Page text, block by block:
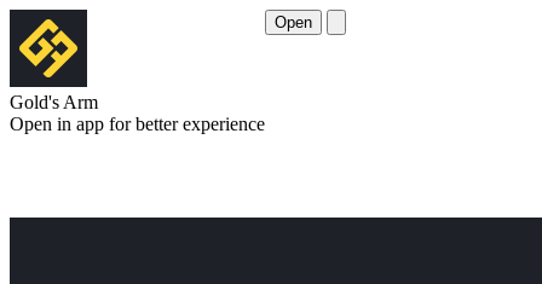
Gold's Arm
Open in app for better experience
Open